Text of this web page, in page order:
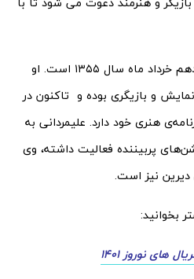
زاده‌ی یازدهم خرداد ماه سال ۱۳۵۵ است. او
و بازیگری بوده و تاکنون در
کارنامه‌ی هنری خود دارد. علیمردانی به
پربیننده فعالیت داشته‌، وی
دیرین نیز است.
بخوانید:
های نوروز 1401